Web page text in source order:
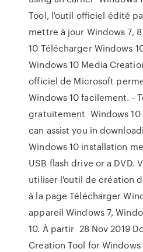
Tool, l'outil officiel édité
mettre à jour Windows 7,
10 Télécharger Windows
Windows 10 Media
officiel de Microsoft
Windows 10 facilement. -
gratuitement Windows 10
can assist you in
Windows 10 installation
USB flash drive or a DVD.
utiliser l'outil de création
à la page Télécharger
appareil Windows 7,
10. À partir 28 Nov 2019
Creation Tool for